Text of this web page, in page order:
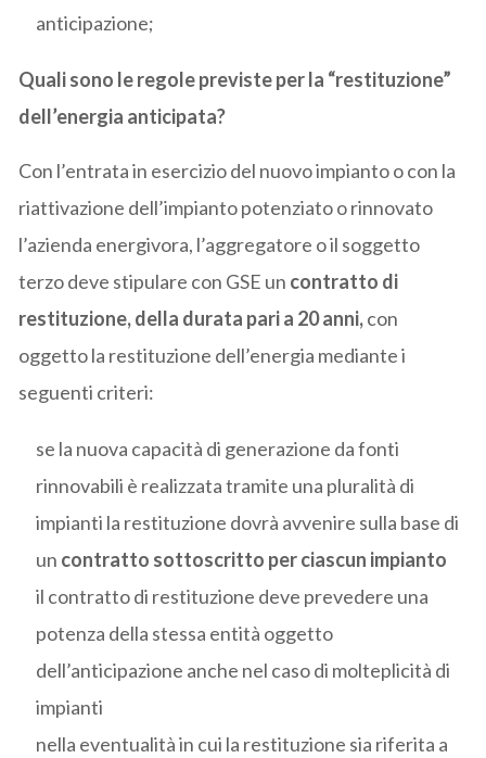
anticipazione;
Quali sono le regole previste per la “restituzione”
dell’energia anticipata?
Con l’entrata in esercizio del nuovo impianto o con la
riattivazione dell’impianto potenziato o rinnovato
l’azienda energivora, l’aggregatore o il soggetto
terzo deve stipulare con GSE un contratto di
restituzione, della durata pari a 20 anni,con
oggetto la restituzione dell’energia mediante i
seguenti criteri:
se la nuova capacità di generazione da fonti
rinnovabili è realizzata tramite una pluralità di
impianti la restituzione dovrà avvenire sulla base di
un contratto sottoscritto per ciascun impianto
il contratto di restituzione deve prevedere una
potenza della stessa entità oggetto
dell’anticipazione anche nel caso di molteplicità di
impianti
nella eventualità in cui la restituzione sia riferita a